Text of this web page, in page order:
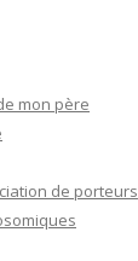
mon père
de porteurs